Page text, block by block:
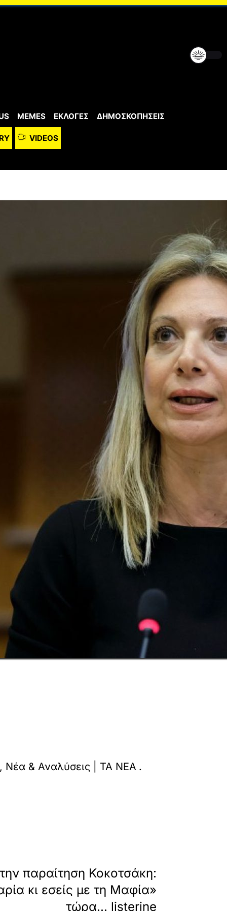
MEMES ΕΚΛΟΓΕΣ ΔΗΜΟΣΚΟΠΗΣΕΙΣ
VIDEOS
tis-meta-tis-apoxoriseis-
Νέα & Αναλύσεις | ΤΑ ΝΕΑ .
παραίτηση Κοκοτσάκη:
κι εσείς με τη Μαφία»
τώρα… listerine